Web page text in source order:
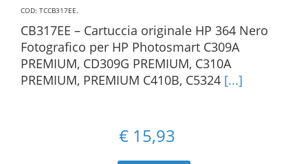
COD: TCCB317EE.
CB317EE – Cartuccia originale HP 364 Nero
Fotografico per HP Photosmart C309A
PREMIUM, CD309G PREMIUM, C310A
PREMIUM, PREMIUM C410B, C5324 [...]
€ 15,93